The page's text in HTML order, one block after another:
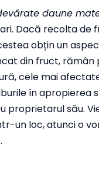
daune
Dacă recolta de
obțin un
din fruct,
cele mai
în apropierea
său.
un loc, atunci o